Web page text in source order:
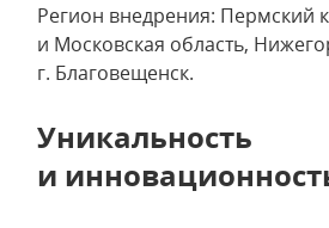
Регион внедрения: Пермский
и Московская область,
г. Благовещенск.
Уникальность
и